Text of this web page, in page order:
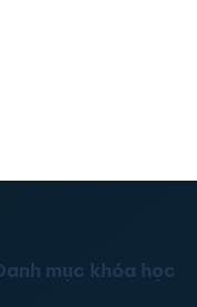
mục khóa học